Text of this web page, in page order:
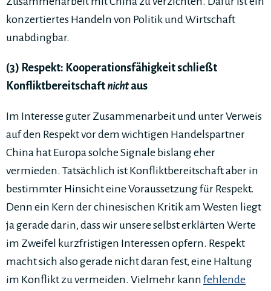
konzertiertes Handeln von Politik und Wirtschaft
unabdingbar.
(3) Respekt: Kooperationsfähigkeit schließt
Konfliktbereitschaftnichtaus
Im Interesse guter Zusammenarbeit und unter Verweis
auf den Respekt vor dem wichtigen Handelspartner
China hat Europa solche Signale bislang eher
vermieden. Tatsächlich ist Konfliktbereitschaft aber in
bestimmter Hinsicht eine Voraussetzung für Respekt.
Denn ein Kern der chinesischen Kritik am Westen liegt
ja gerade darin, dass wir unsere selbst erklärten Werte
im Zweifel kurzfristigen Interessen opfern. Respekt
macht sich also gerade nicht daran fest, eine Haltung
im Konflikt zu vermeiden. Vielmehr kann fehlende